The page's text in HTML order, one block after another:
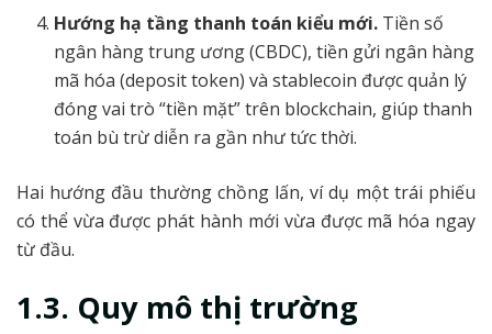
Hướng hạ tầng thanh toán kiểu mới. Tiền số
ngân hàng trung ương (CBDC), tiền gửi ngân hàng
mã hóa (deposit token) và stablecoin được quản lý
đóng vai trò “tiền mặt” trên blockchain, giúp thanh
toán bù trừ diễn ra gần như tức thời.
Hai hướng đầu thường chồng lấn, ví dụ một trái phiếu
có thể vừa được phát hành mới vừa được mã hóa ngay
từ đầu.
1.3. Quy mô thị trường